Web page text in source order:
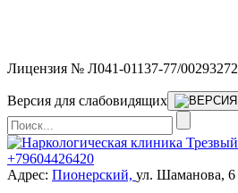
Лицензия № Л041-01137-77/00293272
Версия для слабовидящих
+79604426420
Адрес: Пионерский, ул. Шаманова, 6